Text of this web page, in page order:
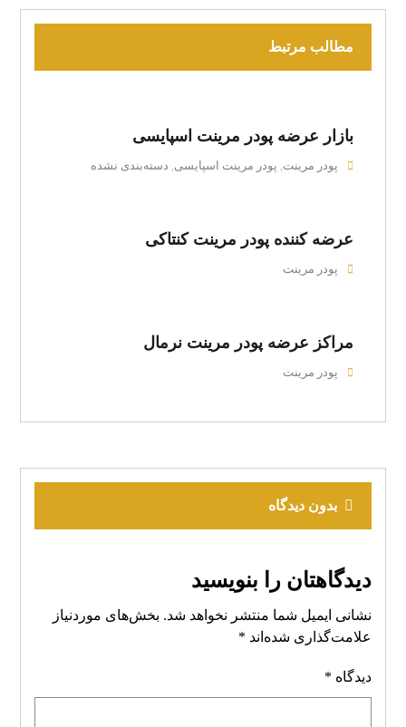
مطالب مرتبط
بازار عرضه پودر مرینت اسپایسی
پودر مرینت, پودر مرینت اسپایسی, دسته‌بندی نشده
عرضه کننده پودر مرینت کنتاکی
پودر مرینت
مراکز عرضه پودر مرینت نرمال
پودر مرینت
بدون دیدگاه
دیدگاهتان را بنویسید
نشانی ایمیل شما منتشر نخواهد شد. بخش‌های موردنیاز
علامت‌گذاری شده‌اند *
دیدگاه *